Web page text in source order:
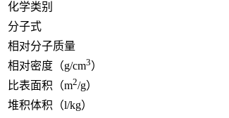
化学类别
分子式
相对分子质量
相对密度（g/cm3）
比表面积（m2/g）
堆积体积（l/kg）